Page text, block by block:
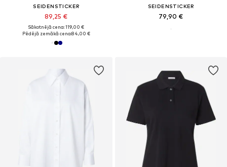
SEIDENSTICKER
89,25 €
Sākotnējā cena: 119,00 €
Pēdējā zemākā cena:84,00 €
SEIDENSTICKER
79,90 €